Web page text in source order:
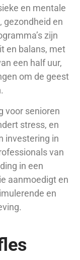
en mentale
gezondheid en
zijn
en balans, met
een half uur,
om de geest
voor senioren
stress, en
investering in
van
in een
aanmoedigt en
en